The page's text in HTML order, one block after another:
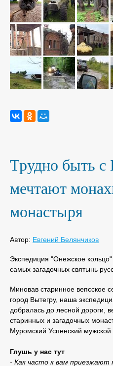
Трудно быть
мечтают
монастыря
Автор: Евгений Белянчиков
Экспедиция "Онежское
самых загадочных святынь
Миновав старинное вепсское
город Вытегру, наша
добралась до лесной дороги,
старинных и загадочных
Муромский Успенский мужской
Глушь у нас тут
- Как часто к вам приезжают